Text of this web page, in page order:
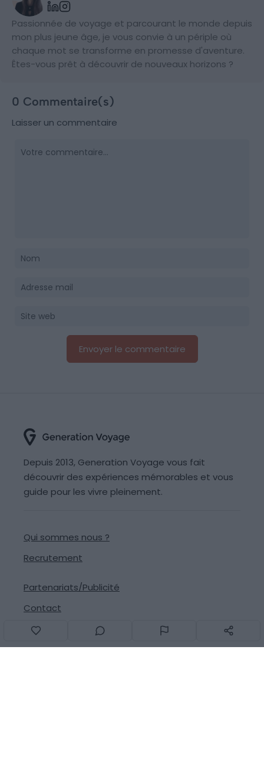
Passionnée de voyage et parcourant le monde depuis
mon plus jeune âge, je vous convie à un périple où
chaque mot se transforme en promesse d'aventure.
Êtes-vous prêt à découvrir de nouveaux horizons ?
0 Commentaire(s)
Laisser un commentaire
Depuis 2013, Generation Voyage vous fait
découvrir des expériences mémorables et vous
guide pour les vivre pleinement.
Qui sommes nous ?
Recrutement
Partenariats/Publicité
Contact
Signaler une erreur